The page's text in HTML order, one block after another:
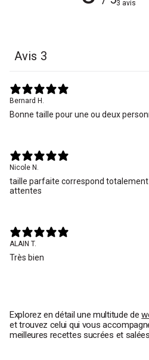
3 avis
Avis 3
Bernard H.
Bonne taille pour une ou deux
Nicole N.
taille parfaite correspond
attentes
ALAIN T.
Très bien
Explorez en détail une multitude de
et trouvez celui qui vous
meilleures recettes sucrées et